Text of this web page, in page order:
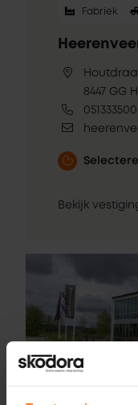
Fabriek
8447 GG
Bekijk